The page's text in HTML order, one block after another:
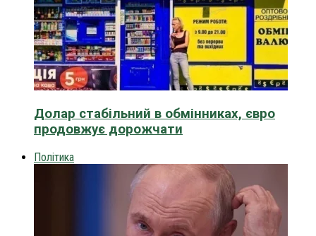
Долар стабільний в обмінниках, євро
продовжує дорожчати
Політика